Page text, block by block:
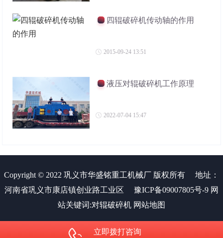
四辊破碎机传动轴的作用
2015-09-24 13:51
液压对辊破碎机工作原理
2022-07-04 15:47
Copyright © 2022 巩义市华盛铭重工机械厂 版权所有
地址：
河南省巩义市康店镇创业路工业区
豫ICP备09007805号-9 网
站关键词:对辊破碎机 网站地图
立即拨打咨询